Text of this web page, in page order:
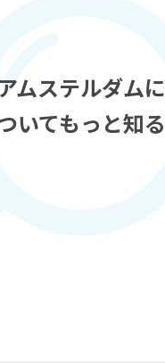
ムステルダムに
いてもっと知る